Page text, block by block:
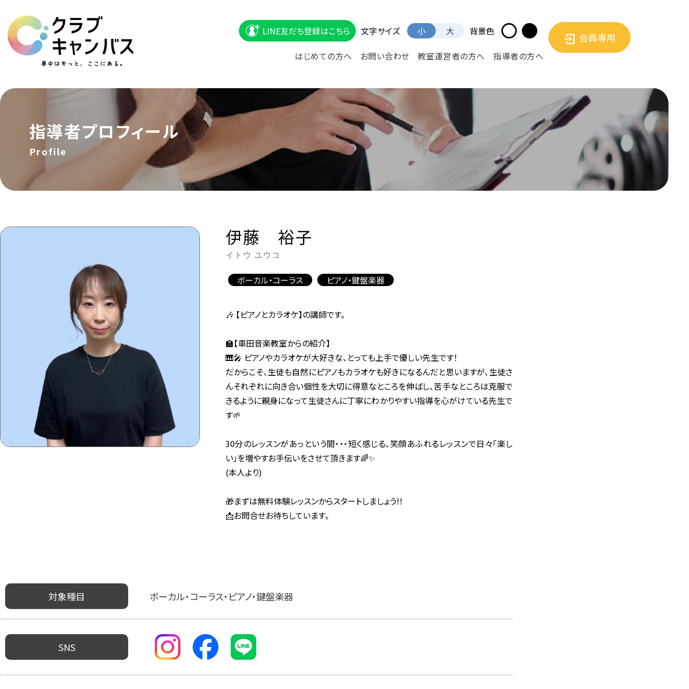
はじめての方へ お問い合わせ 教室運営者の方へ 指導者の方へ
LINE友だち登録はこちら 文字サイズ 小 大 背景色
会員専用
指導者プロフィール
Profile
伊藤 裕子
イトウ ユウコ
ボーカル・コーラス ピアノ・鍵盤楽器
🎶 【ピアノとカラオケ】の講師です。
🏫【車田音楽教室からの紹介】
🎹🎤 ピアノやカラオケが大好きな、とっても上手で優しい先生です！
だからこそ、生徒も自然にピアノもカラオケも好きになるんだと思いますが、生徒さ
んそれぞれに向き合い個性を大切に得意なところを伸ばし、苦手なところは克服で
きるように親身になって生徒さんに丁寧にわかりやすい指導を心がけている先生で
す🌱
30分のレッスンがあっという間・・・短く感じる、笑顔あふれるレッスンで日々「楽し
い」を増やすお手伝いをさせて頂きます🌈✨
(本人より)
🎁まずは無料体験レッスンからスタートしましょう!!
📩お問合せお待ちしています。
対象種目 ボーカル・コーラス・ピアノ・鍵盤楽器
SNS